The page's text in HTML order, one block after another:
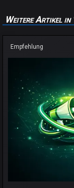
Weitere Artikel in
Empfehlung